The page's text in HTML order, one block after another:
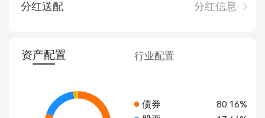
分红送配 分红信息
资产配置 行业配置
债券 80.16%